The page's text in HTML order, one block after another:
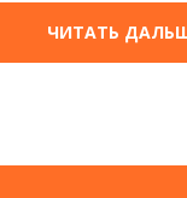
ЧИТАТЬ